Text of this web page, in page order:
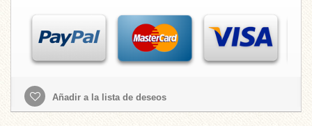
Añadir a la lista de deseos